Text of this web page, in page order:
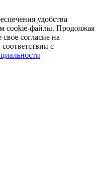
удобства
cookie-файлы. Продолжая
согласие на
с